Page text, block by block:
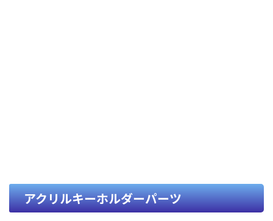
アクリルキーホルダーパーツ